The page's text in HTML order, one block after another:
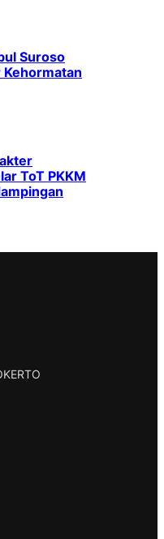
Suroso
Kehormatan
ToT PKKM